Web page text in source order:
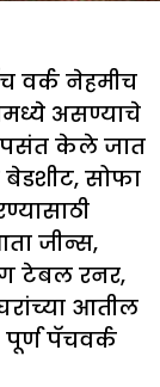
वर्क नेहमीच
असण्याचे
केले जात
बेडशीट, सोफा
जीन्स,
टेबल रनर,
आतील
पॅचवर्क